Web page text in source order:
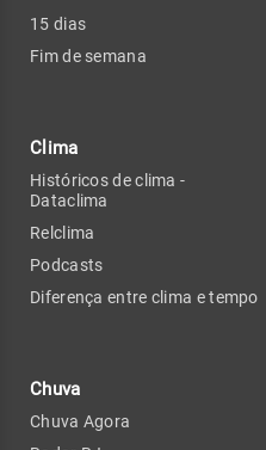
15 dias
Fim de semana
Clima
Históricos de clima -
Dataclima
Relclima
Podcasts
Diferença entre clima e tempo
Chuva
Chuva Agora